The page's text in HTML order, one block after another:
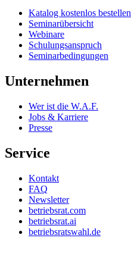
Katalog kostenlos bestellen
Seminarübersicht
Webinare
Schulungsanspruch
Seminarbedingungen
Unternehmen
Wer ist die W.A.F.
Jobs & Karriere
Presse
Service
Kontakt
FAQ
Newsletter
betriebsrat.com
betriebsrat.ai
betriebsratswahl.de